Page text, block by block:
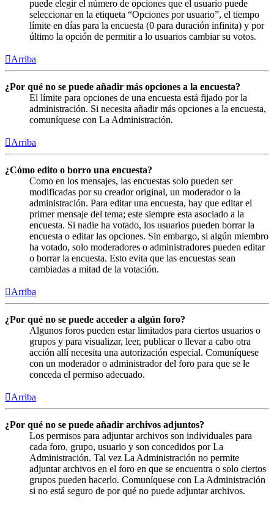
puede elegir el número de opciones que el usuario puede
seleccionar en la etiqueta “Opciones por usuario”, el tiempo
límite en días para la encuesta (0 para duración infinita) y por
último la opción de permitir a lo usuarios cambiar su votos.
Arriba
¿Por qué no se puede añadir más opciones a la encuesta?
El límite para opciones de una encuesta está fijado por la
administración. Si necesita añadir más opciones a la encuesta,
comuníquese con La Administración.
Arriba
¿Cómo edito o borro una encuesta?
Como en los mensajes, las encuestas solo pueden ser
modificadas por su creador original, un moderador o la
administración. Para editar una encuesta, hay que editar el
primer mensaje del tema; este siempre esta asociado a la
encuesta. Si nadie ha votado, los usuarios pueden borrar la
encuesta o editar las opciones. Sin embargo, si algún miembro
ha votado, solo moderadores o administradores pueden editar
o borrar la encuesta. Esto evita que las encuestas sean
cambiadas a mitad de la votación.
Arriba
¿Por qué no se puede acceder a algún foro?
Algunos foros pueden estar limitados para ciertos usuarios o
grupos y para visualizar, leer, publicar o llevar a cabo otra
acción allí necesita una autorización especial. Comuníquese
con un moderador o administrador del foro para que se le
conceda el permiso adecuado.
Arriba
¿Por qué no se puede añadir archivos adjuntos?
Los permisos para adjuntar archivos son individuales para
cada foro, grupo, usuario y son concedidos por La
Administración. Tal vez La Administración no permite
adjuntar archivos en el foro en que se encuentra o solo ciertos
grupos pueden hacerlo. Comuníquese con La Administración
si no está seguro de por qué no puede adjuntar archivos.